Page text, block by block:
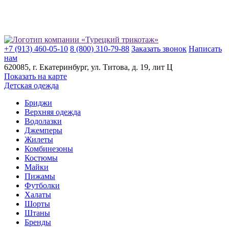
+7 (913) 460-05-10 8 (800) 310-79-88 Заказать звонок Написать
нам
620085, г. Екатеринбург, ул. ​Титова, д. 19, лит Ц
Показать на карте
Детская одежда
Бриджи
Верхняя одежда
Водолазки
Джемперы
Жилеты
Комбинезоны
Костюмы
Майки
Пижамы
Футболки
Халаты
Шорты
Штаны
Бренды